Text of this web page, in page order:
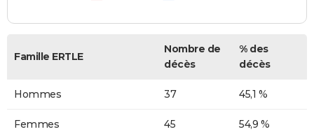
Famille ERTLE
Nombre de
décès
% des
décès
Hommes 37 45,1 %
Femmes 45 54,9 %